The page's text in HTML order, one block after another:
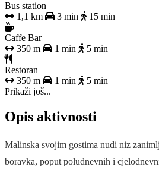
Bus station
1,1 km
3 min 15 min
Caffe Bar
350 m
1 min 5 min
Restoran
350 m
1 min
5 min
Prikaži još...
Opis aktivnosti
Malinska svojim gostima nudi niz
boravka, poput poludnevnih i